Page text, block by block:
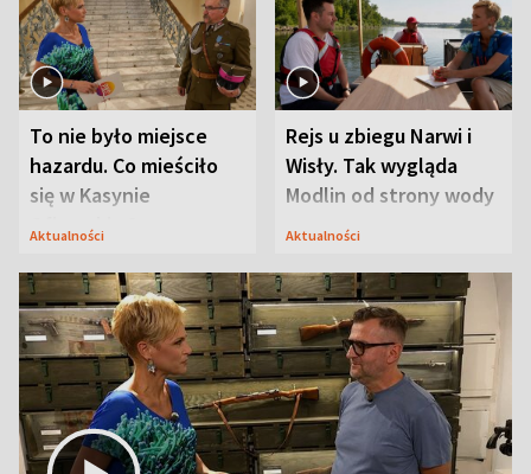
To nie było miejsce
hazardu. Co mieściło
się w Kasynie
Oficerskim?
Aktualności
Rejs u zbiegu Narwi i
Wisły. Tak wygląda
Modlin od strony wody
Aktualności